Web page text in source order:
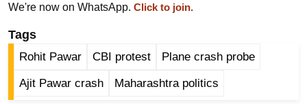
ग
बॉ
ली
वु
We're now on WhatsApp. Click to join.
Tags
Rohit Pawar CBI protest Plane crash probe
Ajit Pawar crash Maharashtra politics